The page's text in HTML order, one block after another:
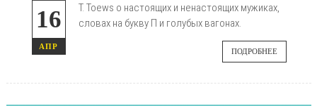
16
АПР
T. Toews о настоящих и ненастоящих мужиках,
словах на букву П и голубых вагонах.
ПОДРОБНЕЕ